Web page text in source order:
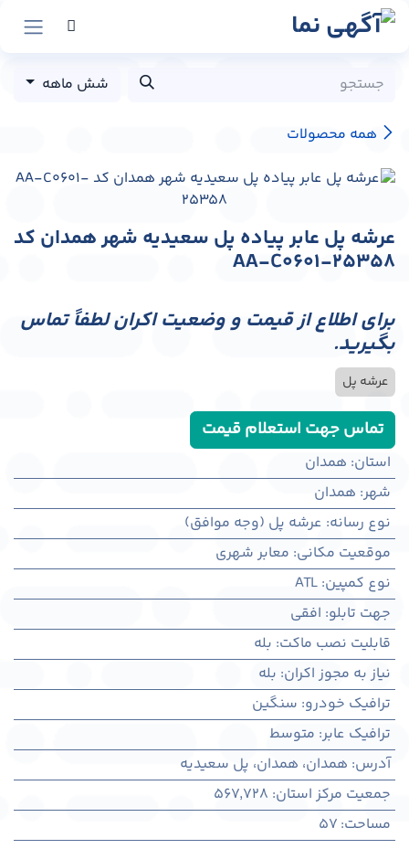
پرش به محتوا
همه محصولات
شش ماهه
عرشه پل عابر پیاده پل سعیدیه شهر همدان کد
AA-C0601-25358
برای اطلاع از قیمت و وضعیت اکران لطفاً تماس
بگیرید.
عرشه پل
تماس جهت استعلام قیمت
استان: همدان
شهر: همدان
نوع رسانه: عرشه پل (وجه موافق)
موقعیت مکانی: معابر شهری
نوع کمپین:
ATL
جهت تابلو: افقی
قابلیت نصب ماکت: بله
نیاز به مجوز اکران: بله
ترافیک خودرو: سنگین
ترافیک عابر: متوسط
آدرس: همدان، همدان، پل سعیدیه
جمعیت مرکز استان:
567,728
مساحت:
57